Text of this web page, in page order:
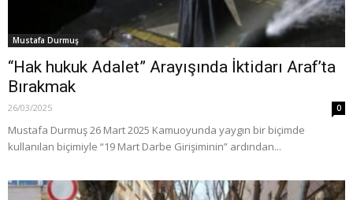
Mustafa Durmuş
“Hak hukuk Adalet” Arayışında İktidarı Araf’ta
Bırakmak
26/03/2025 0
Mustafa Durmuş 26 Mart 2025 Kamuoyunda yaygın bir biçimde
kullanılan biçimiyle “19 Mart Darbe Girişiminin” ardından...